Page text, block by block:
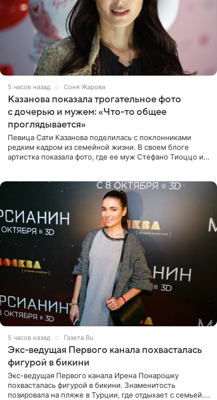
5 часов назад Соня Жарова
Казанова показала трогательное фото
с дочерью и мужем: «Что-то общее
проглядывается»
Певица Сати Казанова поделилась с поклонниками
редким кадром из семейной жизни. В своем блоге
артистка показала фото, где ее муж Стефано Тиоццо и
5 часов назад Газета.Ru
Экс-ведущая Первого канала похвасталась
фигурой в бикини
Экс-ведущая Первого канала Ирена Понарошку
похвасталась фигурой в бикини. Знаменитость
позировала на пляже в Турции, где отдыхает с семьей.